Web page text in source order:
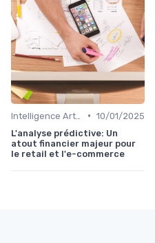
• 10/01/2025
L'analyse prédictive: Un
atout financier majeur pour
le retail et l'e-commerce